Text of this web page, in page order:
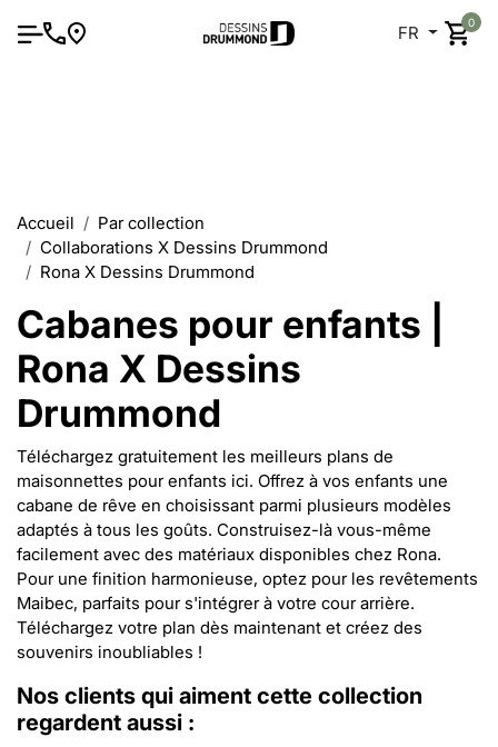
FR
0
Accueil
Par collection
Collaborations X Dessins Drummond
Rona X Dessins Drummond
Cabanes pour enfants |
Rona X Dessins
Drummond
Téléchargez gratuitement les meilleurs plans de
maisonnettes pour enfants ici. Offrez à vos enfants une
cabane de rêve en choisissant parmi plusieurs modèles
adaptés à tous les goûts. Construisez-là vous-même
facilement avec des matériaux disponibles chez Rona.
Pour une finition harmonieuse, optez pour les revêtements
Maibec, parfaits pour s'intégrer à votre cour arrière.
Téléchargez votre plan dès maintenant et créez des
souvenirs inoubliables !
Nos clients qui aiment cette collection
regardent aussi :